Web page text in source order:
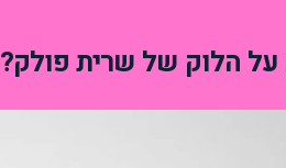
הלוק של שרית פולק?